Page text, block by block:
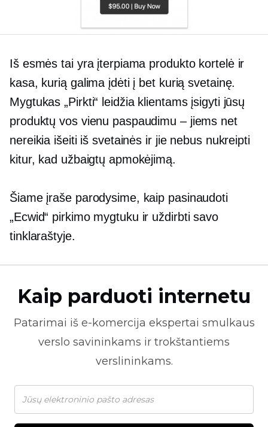
Iš esmės tai yra įterpiama produkto kortelė ir
kasa, kurią galima įdėti į bet kurią svetainę.
Mygtukas „Pirkti“ leidžia klientams įsigyti jūsų
produktų vos vienu paspaudimu – jiems net
nereikia išeiti iš svetainės ir jie nebus nukreipti
kitur, kad užbaigtų apmokėjimą.
Šiame įraše parodysime, kaip pasinaudoti
„Ecwid“ pirkimo mygtuku ir uždirbti savo
tinklaraštyje.
Kaip parduoti internetu
Patarimai iš e-komercija ekspertai smulkaus
verslo savininkams ir trokštantiems
verslininkams.